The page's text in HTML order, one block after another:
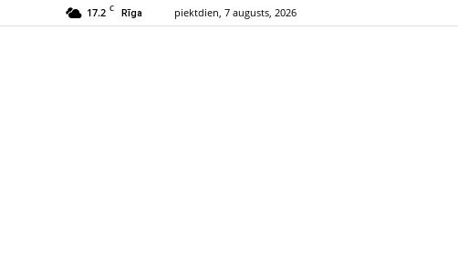
17.2 C Rīga piektdien, 7 augusts, 2026